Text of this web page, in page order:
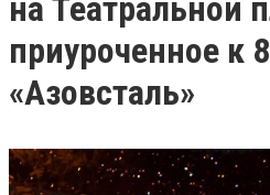
на Театральной
приуроченное к
«Азовсталь»